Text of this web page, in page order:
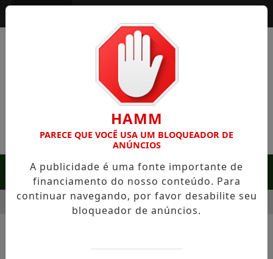
MENU
RARA EM SERRA NEGRA: FAZENDA COM 488 HECTARES UNE
HAMM
PARECE QUE VOCÊ USA UM BLOQUEADOR DE
ANÚNCIOS
A publicidade é uma fonte importante de
financiamento do nosso conteúdo. Para
continuar navegando, por favor desabilite seu
bloqueador de anúncios.